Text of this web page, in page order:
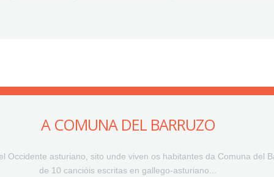
A COMUNA DEL BARRUZO
Occidente asturiano, sito unde viven os habitantes da Comuna del
de 10 cancióis escritas en gallego-asturiano...